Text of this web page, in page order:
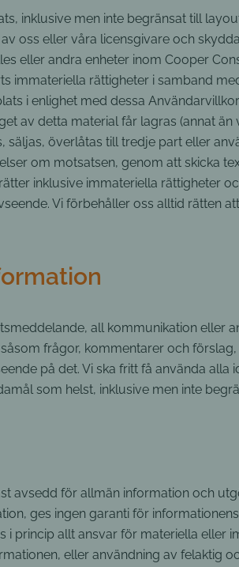
inklusive men inte begränsat till
oss eller våra licensgivare och
eller andra enheter inom Cooper
immateriella rättigheter i samband
i enlighet med dessa
av detta material får lagras (annat
överlåtas till tredje part eller
om motsatsen, genom att skicka
inklusive immateriella rättigheter
Vi förbehåller oss alltid rätten
all kommunikation eller
frågor, kommentarer och
på det. Vi ska fritt få använda
som helst, inklusive men inte
avsedd för allmän information och
ges ingen garanti för
i princip allt ansvar för materiella
eller användning av felaktig